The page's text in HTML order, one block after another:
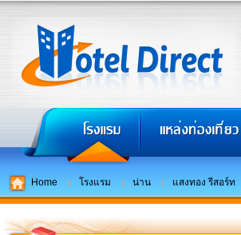
Home โรงแรม น่าน แสงทอง รีสอร์ท